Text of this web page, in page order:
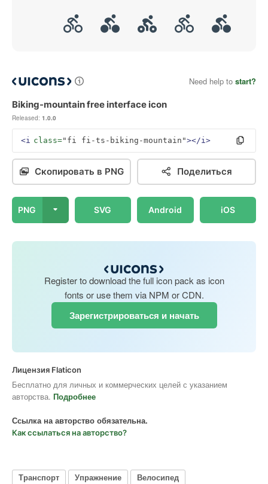
Need help to start?
Biking-mountain free interface icon
Released: 1.0.0
<i class="fi fi-ts-biking-mountain"></i>
Скопировать в PNG Поделиться
PNG SVG Android iOS
Register to download the full icon pack as icon
fonts or use them via NPM or CDN.
Зарегистрироваться и начать
Лицензия Flaticon
Бесплатно для личных и коммерческих целей с указанием
авторства. Подробнее
Ссылка на авторство обязательна.
Как ссылаться на авторство?
Транспорт Упражнение
Велосипед